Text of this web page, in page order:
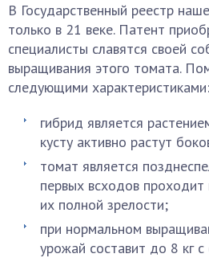
В Государственный реестр
только в 21 веке. Патент
специалисты славятся своей
выращивания этого томата.
следующими характеристиками:
гибрид является
кусту активно растут
томат является
первых всходов
их полной зрелости;
при нормальном
урожай составит до 8 кг с